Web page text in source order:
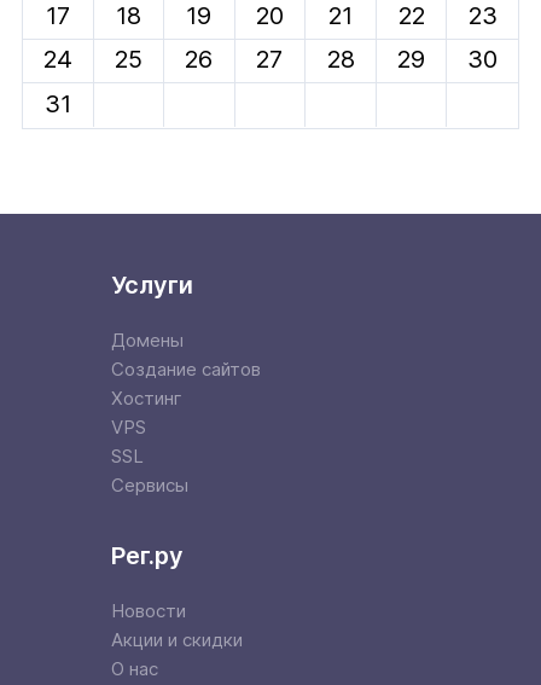
17
18 19 20 21 22
23
24
25 26 27 28 29
30
31
Услуги
Домены
Создание сайтов
Хостинг
VPS
SSL
Сервисы
Рег.ру
Новости
Акции и скидки
О нас